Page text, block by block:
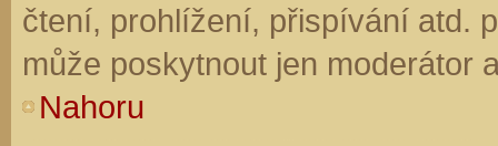
čtení, prohlížení, přispívání atd.
může poskytnout jen moderátor
Nahoru